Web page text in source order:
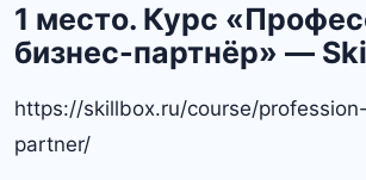
1 место. Курс
бизнес-партнёр» —
https://skillbox.ru/course/
partner/